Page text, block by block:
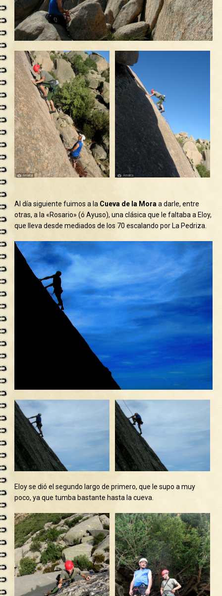
Al día siguiente fuimos a la Cueva de la Mora a darle, entre
otras, a la «Rosario» (ó Ayuso), una clásica que le faltaba a Eloy,
que lleva desde mediados de los 70 escalando por La Pedriza.
Eloy se dió el segundo largo de primero, que le supo a muy
poco, ya que tumba bastante hasta la cueva.